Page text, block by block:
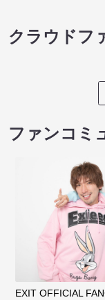
クラウドフ
ファンコミ
EXIT OFFICIAL